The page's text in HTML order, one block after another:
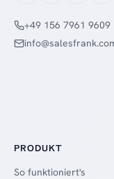
+49 156 7961 9609
PRODUKT
So funktioniert's